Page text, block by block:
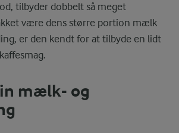
tilbyder dobbelt så meget
være dens større portion mælk
er den kendt for at tilbyde en lidt
mælk- og